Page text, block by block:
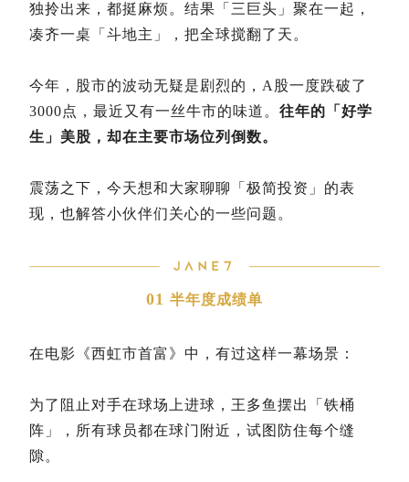
独拎出来，都挺麻烦。 结果「三巨头」聚在一起，
凑齐一桌「斗地主」，把全球搅翻了天。
今年，股市的波动无疑是剧烈的，A股一度跌破了
3000点，最近又有一丝牛市的味道。 往年的「好学
生」美股，却在主要市场位列倒数。
震荡之下，今天想和大家聊聊「极简投资」的表
现，也解答小伙伴们关心的一些问题。
01 半年度成绩单
在电影《西虹市首富》中，有过这样一幕场景：
为了阻止对手在球场上进球，王多鱼摆出「铁桶
阵」，所有球员都在球门附近，试图防住每个缝
隙。